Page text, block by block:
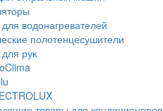
водонагревателей
полотенцесушители
рук